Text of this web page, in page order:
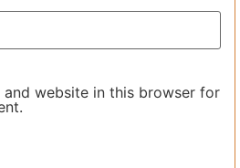
and website in this browser for